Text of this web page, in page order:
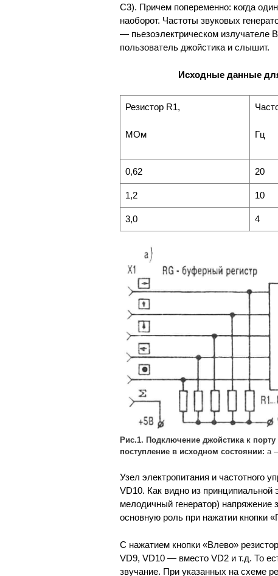
С3). Причем попеременно: когда
наоборот. Частоты звуковых
— пьезоэлектрическом излучателе
пользователь джойстика и слышит.
Исходные данные
Резистор R1,
МОм Гц
0,62 20
1,2 10
3,0 4
Рис.1. Подключение джойстика к
поступление в исходном состоянии: а
Узел электропитания и частотного
VD10. Как видно из
мелодичный генератор)
основную роль при нажатии кнопки
С нажатием кнопки «Влево»
VD9, VD10 — вместо VD2 и т.д. То
звучание. При указанных на схеме